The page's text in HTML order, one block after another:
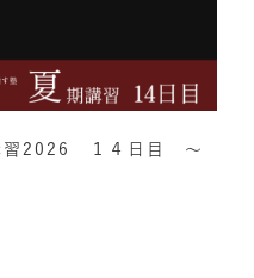
習2026 １４日目 ～